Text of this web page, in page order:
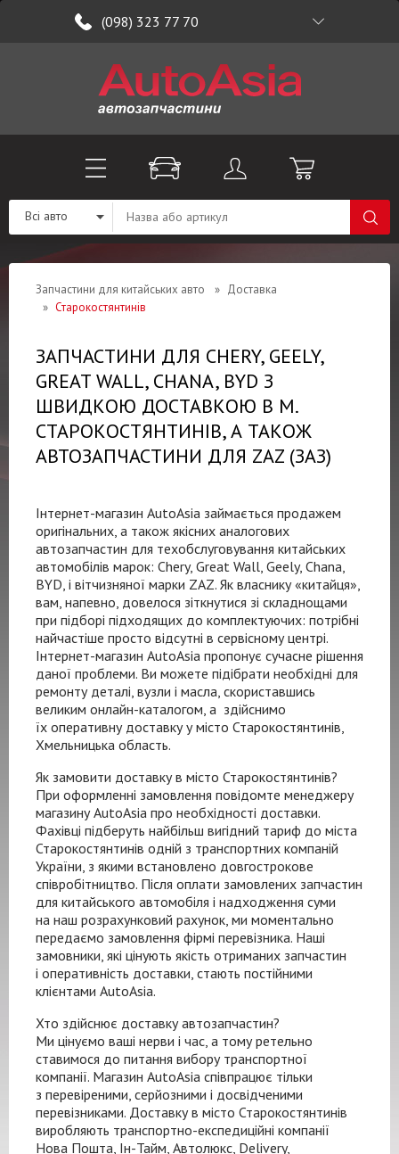
(098) 323 77 70
Всі авто
Запчастини для китайських авто » Доставка
» Старокостянтинів
ЗАПЧАСТИНИ ДЛЯ CHERY, GEELY,
GREAT WALL, CHANA, BYD З
ШВИДКОЮ ДОСТАВКОЮ В М.
СТАРОКОСТЯНТИНІВ, А ТАКОЖ
АВТОЗАПЧАСТИНИ ДЛЯ ZAZ (ЗАЗ)
Інтернет-магазин AutoAsia займається продажем
оригінальних, а також якісних аналогових
автозапчастин для техобслуговування китайських
автомобілів марок: Chery, Great Wall, Geely, Chana,
BYD, і вітчизняної марки ZAZ. Як власнику «китайця»,
вам, напевно, довелося зіткнутися зі складнощами
при підборі підходящих до комплектуючих: потрібні
найчастіше просто відсутні в сервісному центрі.
Інтернет-магазин AutoAsia пропонує сучасне рішення
даної проблеми. Ви можете підібрати необхідні для
ремонту деталі, вузли і масла, скориставшись
великим онлайн-каталогом , а здійснимо
їх оперативну доставку у місто Старокостянтинів,
Хмельницька область.
Як замовити доставку в місто Старокостянтинів?
При оформленні замовлення повідомте менеджеру
магазину AutoAsia про необхідності доставки.
Фахівці підберуть найбільш вигідний тариф до міста
Старокостянтинів одній з транспортних компаній
України, з якими встановлено довгострокове
співробітництво. Після оплати замовлених запчастин
для китайського автомобіля і надходження суми
на наш розрахунковий рахунок, ми моментально
передаємо замовлення фірмі перевізника. Наші
замовники, які цінують якість отриманих запчастин
і оперативність доставки, стають постійними
клієнтами AutoAsia.
Хто здійснює доставку автозапчастин?
Ми цінуємо ваші нерви і час, а тому ретельно
ставимося до питання вибору транспортної
компанії. Магазин AutoAsia співпрацює тільки
з перевіреними, серйозними і досвідченими
перевізниками. Доставку в місто Старокостянтинів
виробляють транспортно-експедиційні компанії
Нова Пошта, Ін-Тайм , Автолюкс, Delivery,